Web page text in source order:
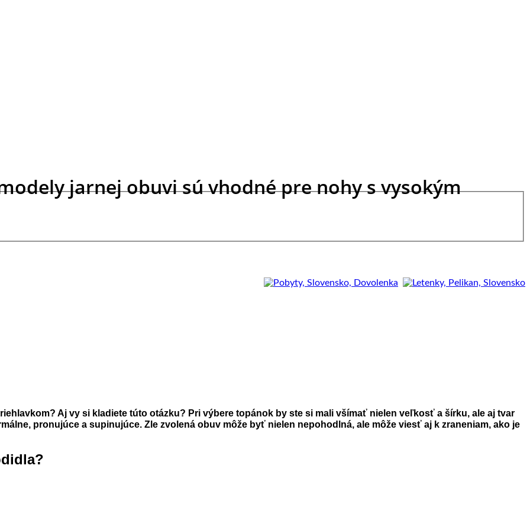
jarnej obuvi sú vhodné pre nohy s vysokým
Aj vy si kladiete túto otázku? Pri výbere topánok by ste si mali všímať nielen veľkosť a šírku, ale aj tvar
pronujúce a supinujúce. Zle zvolená obuv môže byť nielen nepohodlná, ale môže viesť aj k zraneniam, ako je